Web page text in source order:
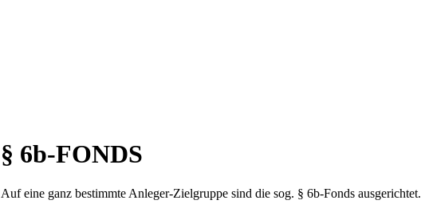
§ 6b-FONDS
Auf eine ganz bestimmte Anleger-Zielgruppe sind die sog. § 6b-Fonds ausgerichtet.